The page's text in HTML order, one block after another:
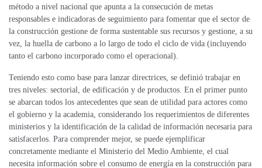
método a nivel nacional que apunta a la consecución de metas
responsables e indicadoras de seguimiento para fomentar que el sector de
la construcción gestione de forma sustentable sus recursos y gestione, a su
vez, la huella de carbono a lo largo de todo el ciclo de vida (incluyendo
tanto el carbono incorporado como el operacional).
Teniendo esto como base para lanzar directrices, se definió trabajar en
tres niveles: sectorial, de edificación y de productos. En el primer punto
se abarcan todos los antecedentes que sean de utilidad para actores como
el gobierno y la academia, considerando los requerimientos de diferentes
ministerios y la identificación de la calidad de información necesaria para
satisfacerlos. Para comprender mejor, se puede ejemplificar
concretamente mediante el Ministerio del Medio Ambiente, el cual
necesita información sobre el consumo de energía en la construcción para